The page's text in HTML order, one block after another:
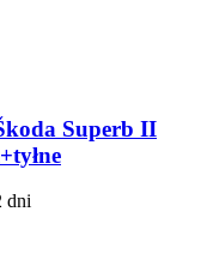
Superb II
dni